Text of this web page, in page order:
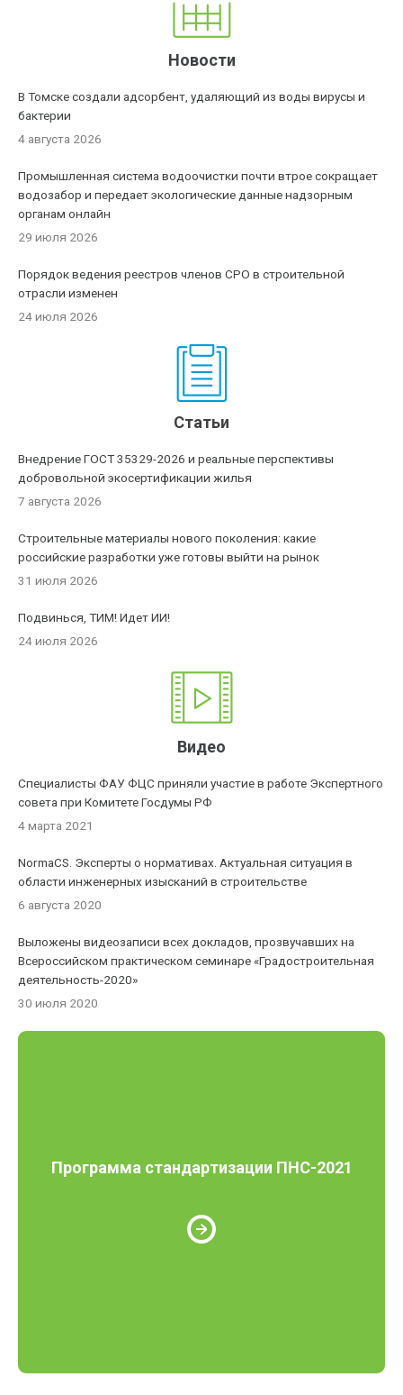
Новости
В Томске создали адсорбент, удаляющий из воды вирусы и
бактерии
4 августа 2026
Промышленная система водоочистки почти втрое сокращает
водозабор и передает экологические данные надзорным
органам онлайн
29 июля 2026
Порядок ведения реестров членов СРО в строительной
отрасли изменен
24 июля 2026
Статьи
Внедрение ГОСТ 35329-2026 и реальные перспективы
добровольной экосертификации жилья
7 августа 2026
Строительные материалы нового поколения: какие
российские разработки уже готовы выйти на рынок
31 июля 2026
Подвинься, ТИМ! Идет ИИ!
24 июля 2026
Видео
Специалисты ФАУ ФЦС приняли участие в работе Экспертного
совета при Комитете Госдумы РФ
4 марта 2021
NormaCS. Эксперты о нормативах. Актуальная ситуация в
области инженерных изысканий в строительстве
6 августа 2020
Выложены видеозаписи всех докладов, прозвучавших на
Всероссийском практическом семинаре «Градостроительная
деятельность-2020»
30 июля 2020
Программа стандартизации ПНС-2021